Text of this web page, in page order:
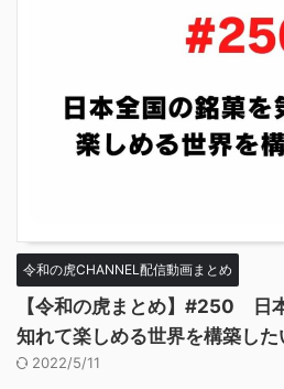
令和の虎CHANNEL配信動画まとめ
【令和の虎まとめ】#250 日
知れて楽しめる世界を構築した
2022/5/11